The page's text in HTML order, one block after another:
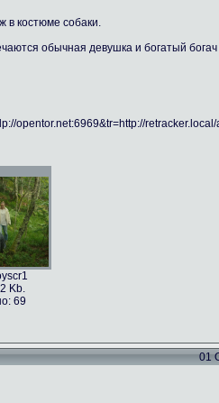
в костюме собаки.
обычная девушка и богатый богач
opentor.net:6969&tr=http://
Kb.
69
01